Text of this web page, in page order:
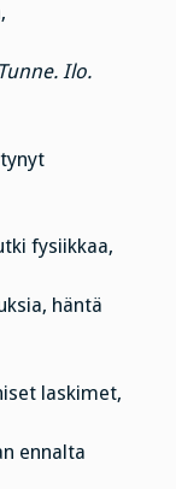
Ilo.
fysiikkaa,
häntä
laskimet,
ennalta